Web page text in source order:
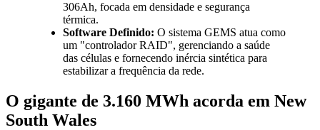
306Ah, focada em densidade e segurança
térmica.
Software Definido: O sistema GEMS atua como
um "controlador RAID", gerenciando a saúde
das células e fornecendo inércia sintética para
estabilizar a frequência da rede.
O gigante de 3.160 MWh acorda em New
South Wales